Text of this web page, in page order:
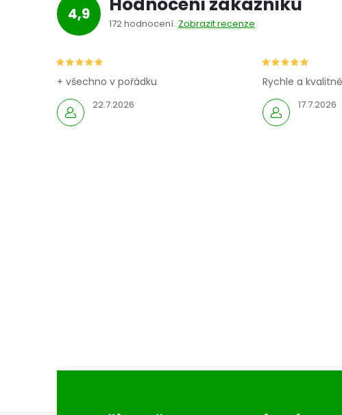
4,9
172 hodnocení Zobrazit recenze
22.7.2026
+ všechno v pořádku
17.7.2026
Rychle a